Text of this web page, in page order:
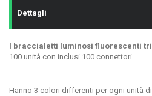
Dettagli
I braccialetti luminosi fluorescenti
100 unità con inclusi 100 connettori.
Hanno 3 colori differenti per ogni unità